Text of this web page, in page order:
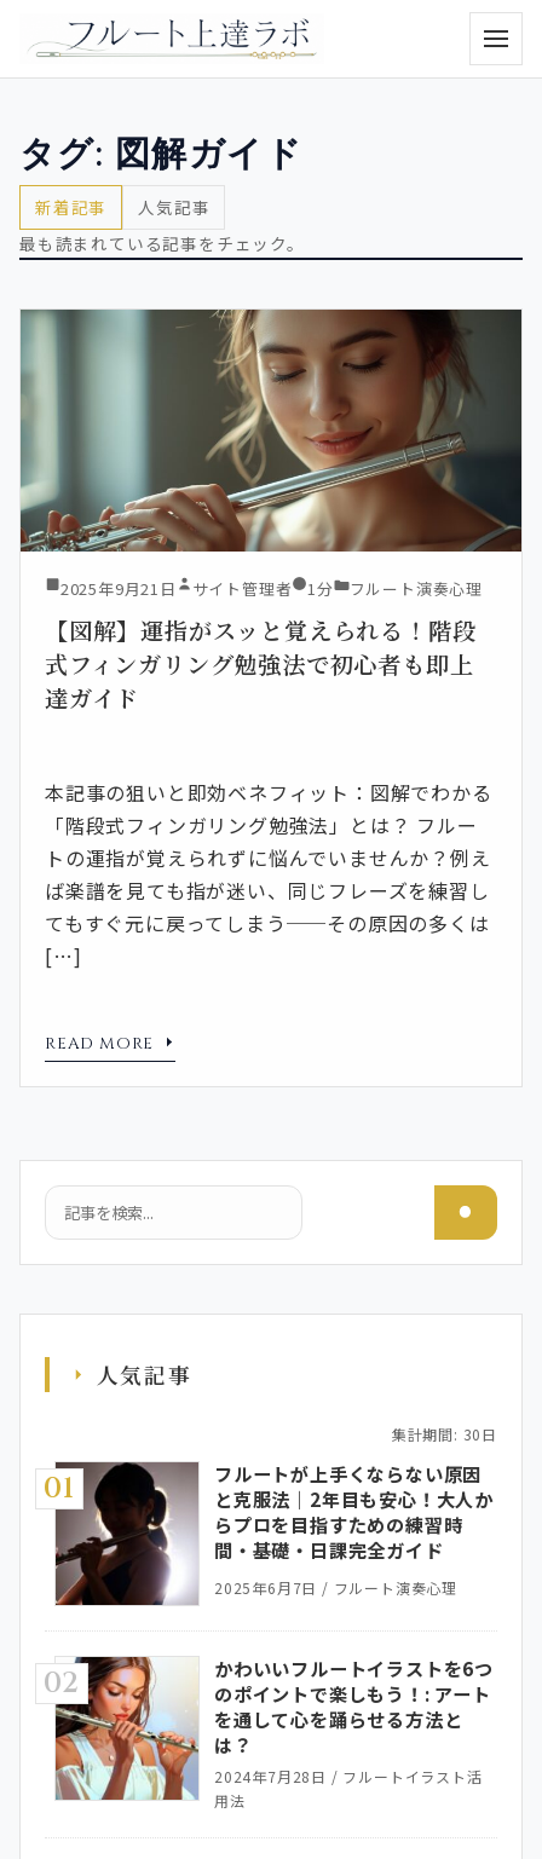
メニ
タグ: 図解ガイド
新着記事
人気記事
最も読まれている記事をチェック。
2025年9月21日 サイト管理者 1分 フルート演奏心理
【図解】運指がスッと覚えられる！階段
式フィンガリング勉強法で初心者も即上
達ガイド
本記事の狙いと即効ベネフィット：図解でわかる
「階段式フィンガリング勉強法」とは？ フルー
トの運指が覚えられずに悩んでいませんか？例え
ば楽譜を見ても指が迷い、同じフレーズを練習し
てもすぐ元に戻ってしまう──その原因の多くは
[…]
READ MORE
検索
人気記事
集計期間: 30日
01
フルートが上手くならない原因
と克服法｜2年目も安心！大人か
らプロを目指すための練習時
間・基礎・日課完全ガイド
2025年6月7日 / フルート演奏心理
02
かわいいフルートイラストを6つ
のポイントで楽しもう！: アート
を通して心を踊らせる方法と
は？
2024年7月28日 / フルートイラスト活
用法